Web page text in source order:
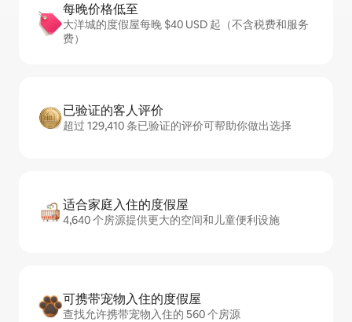
每晚价格低至
大洋城的度假屋每晚 $40 USD 起（不含税费和服务
费）
已验证的客人评价
超过 129,410 条已验证的评价可帮助你做出选择
适合家庭入住的度假屋
4,640 个房源提供更大的空间和儿童便利设施
可携带宠物入住的度假屋
查找允许携带宠物入住的 560 个房源